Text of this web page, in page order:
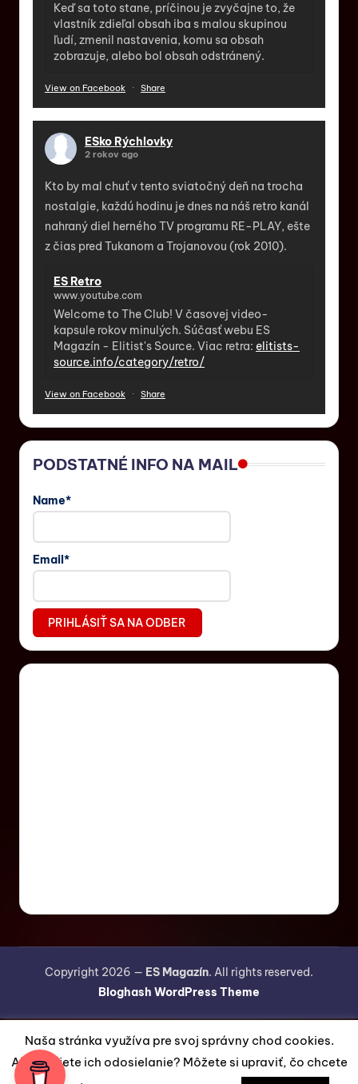
Keď sa toto stane, príčinou je zvyčajne to, že
vlastník zdieľal obsah iba s malou skupinou
ľudí, zmenil nastavenia, komu sa obsah
zobrazuje, alebo bol obsah odstránený.
View on Facebook · Share
ESko Rýchlovky
2 rokov ago
Kto by mal chuť v tento sviatočný deň na trocha
nostalgie, každú hodinu je dnes na náš retro kanál
nahraný diel herného TV programu RE-PLAY, ešte
z čias pred Tukanom a Trojanovou (rok 2010).
ES Retro
www.youtube.com
Welcome to The Club! V časovej video-
kapsule rokov minulých. Súčasť webu ES
Magazín - Elitist's Source. Viac retra: elitists-
source.info/category/retro/
View on Facebook · Share
PODSTATNÉ INFO NA MAIL
Name*
Email*
Copyright 2026 — ES Magazín. All rights reserved.
Bloghash WordPress Theme
Naša stránka využíva pre svoj správny chod cookies.
Akceptujete ich odosielanie? Môžete si upraviť, čo chcete